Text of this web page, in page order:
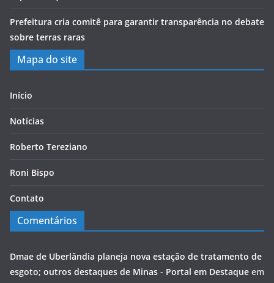
Prefeitura cria comitê para garantir transparência no debate
sobre terras raras
Mapa do site
Início
Notícias
Roberto Tereziano
Roni Bispo
Contato
Comentários
Dmae de Uberlândia planeja nova estação de tratamento de
esgoto; outros destaques de Minas - Portal em Destaque em